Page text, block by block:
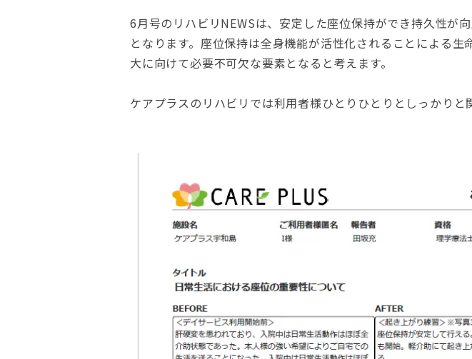
6月号のリハビリNEWSは、安定した座位保持ができ持久性が
となります。座位保持は全身機能が活性化されることによる
大に向けて必要不可欠な要素となると考えます。
ケアプラスのリハビリでは利用者様ひとりひとりとしっかり